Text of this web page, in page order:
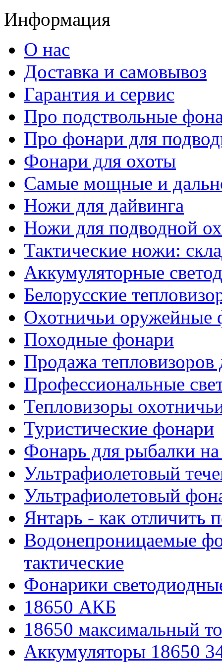
Информация
О нас
Доставка и самовывоз
Гарантия и сервис
Про подствольные
Про фонари для
Фонари для охоты
Самые мощные и
Ножи для дайвинга
Ножи для подводной
Тактические ножи:
Аккумуляторные
Белорусские
Охотничьи оружейные
Походные фонари
Продажа тепловизоров
Профессиональные
Тепловизоры
Туристические фонари
Фонарь для рыбалки на
Ультрафиолетовый
Ультрафиолетовый
Янтарь - как отличить
Водонепроницаемые
тактические
Фонарики
18650 АКБ
18650 максимальный
Аккумуляторы 18650